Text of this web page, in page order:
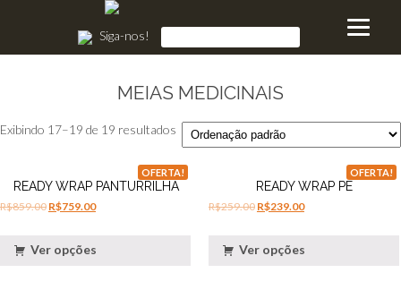
Siga-nos!
MEIAS MEDICINAIS
Exibindo 17–19 de 19 resultados
OFERTA!
READY WRAP PANTURRILHA
R$859.00 R$759.00
Ver opções
OFERTA!
READY WRAP PÉ
R$259.00 R$239.00
Ver opções